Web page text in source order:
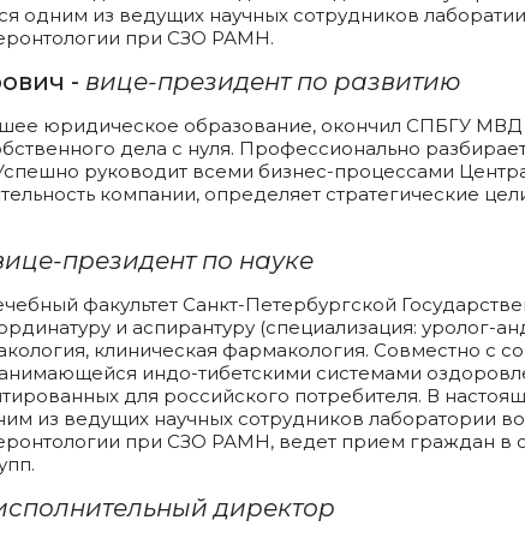
болезням
одним из ведущих научных сотрудников
при СЗО РАМН.
- вице-президент по развитию
юридическое образование, окончил СПБГУ
дела с нуля. Профессионально
руководит всеми бизнес-процессами
компании, определяет стратегические
президент по науке
факультет Санкт-Петербургской
и аспирантуру (специализация: уролог-
клиническая фармакология. Совместно
индо-тибетскими системами
для российского потребителя. В
из ведущих научных сотрудников лаборатории
при СЗО РАМН, ведет прием граждан в
директор